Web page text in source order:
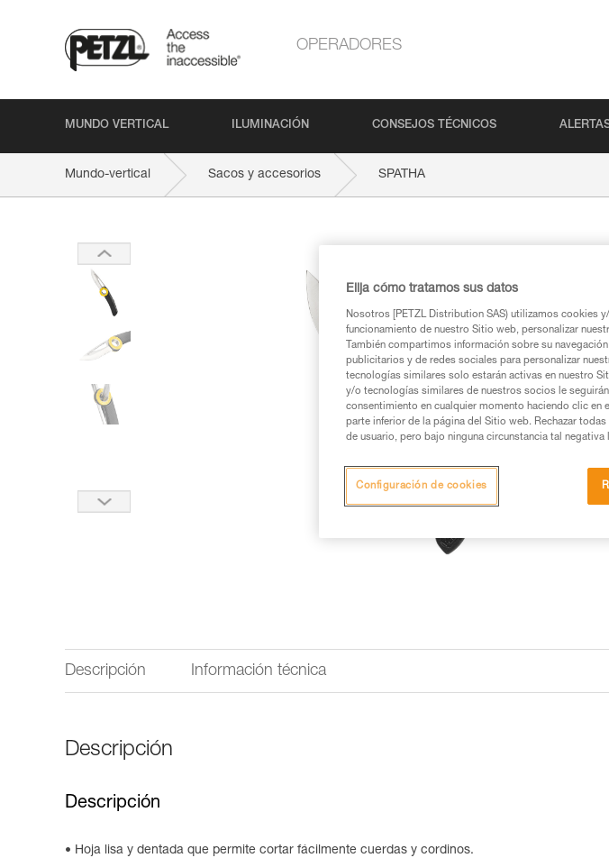
OPERADORES
MUNDO VERTICAL ILUMINACIÓN CONSEJOS TÉCNICOS
Mundo-vertical Sacos y accesorios SPATHA
Descripción Información técnica
Descripción
Descripción
Hoja lisa y dentada que permite cortar fácilmente cuerdas y cordinos.
Elija cómo tratamos sus datos
Nosotros [PETZL Distribution SAS) utilizamos cookies
funcionamiento de nuestro Sitio web, personalizar
También compartimos información sobre su
publicitarios y de redes sociales para personalizar
tecnologías similares solo estarán activas en nuestro
y/o tecnologías similares de nuestros socios le
consentimiento en cualquier momento haciendo clic
parte inferior de la página del Sitio web. Rechazar
de usuario, pero bajo ninguna circunstancia tal
Configuración de cookies